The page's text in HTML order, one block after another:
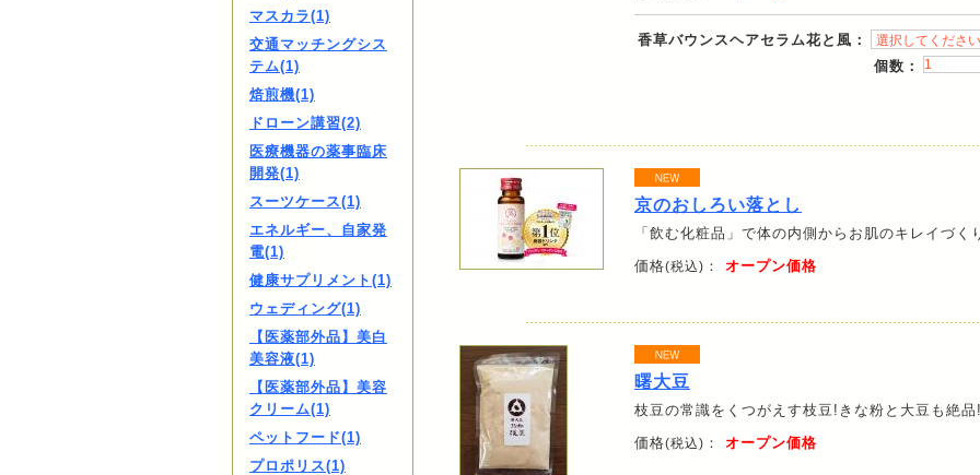
マスカラ(1)
交通マッチングシス
テム(1)
焙煎機(1)
ドローン講習(2)
医療機器の薬事臨床
開発(1)
スーツケース(1)
エネルギー、自家発
電(1)
健康サプリメント(1)
ウェディング(1)
【医薬部外品】美白
美容液(1)
【医薬部外品】美容
クリーム(1)
ペットフード(1)
プロポリス(1)
香草バウンスヘアセラム花と風：
個数：
京のおしろい落とし
「飲む化粧品」で体の内側からお肌のキレイづく
価格(税込) ： オープン価格
曙大豆
枝豆の常識をくつがえす枝豆!きな粉と大豆も絶
価格(税込) ： オープン価格